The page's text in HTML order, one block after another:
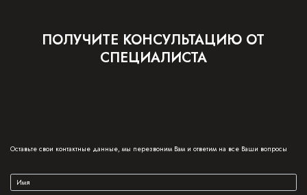
ПОЛУЧИТЕ КОНСУЛЬТАЦИЮ ОТ
СПЕЦИАЛИСТА
Оставьте свои контактные данные, мы перезвоним Вам и ответим на все Ваши вопросы